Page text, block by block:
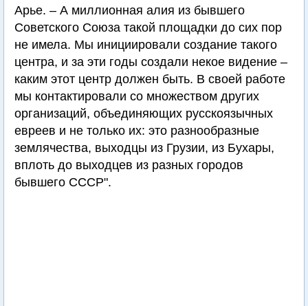
Арье. – А миллионная алия из бывшего
Советского Союза такой площадки до сих пор
не имела. Мы инициировали создание такого
центра, и за эти годы создали некое видение –
каким этот центр должен быть. В своей работе
мы контактировали со множеством других
организаций, объединяющих русскоязычных
евреев и не только их: это разнообразные
землячества, выходцы из Грузии, из Бухары,
вплоть до выходцев из разных городов
бывшего СССР".